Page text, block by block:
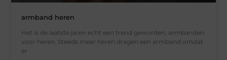
armband heren
Het is de laatste jaren echt een trend geworden, armbanden
voor heren. Steeds meer heren dragen een armband omdat
er